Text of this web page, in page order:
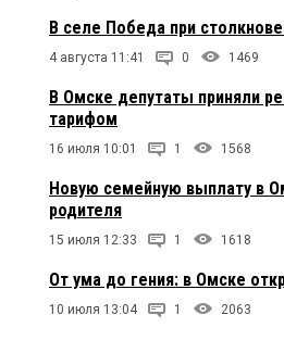
В селе Победа при
4 августа 11:41 0 1469
В Омске депутаты приняли
тарифом
16 июля 10:01 1 1568
Новую семейную выплату в
родителя
15 июля 12:33 1 1618
От ума до гения: в Омске
10 июля 13:04 1 2063